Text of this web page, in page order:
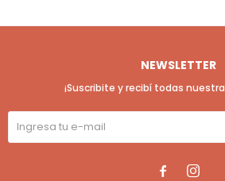
NEWSLETTER
¡Suscribite y recibí todas
 